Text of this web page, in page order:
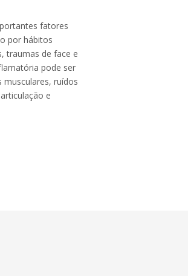
fatores
por hábitos
traumas de face e
pode ser
ruídos
e